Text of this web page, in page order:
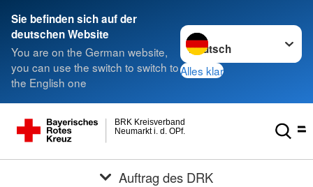
Sie befinden sich auf der
deutschen Website
You are on the German website,
you can use the switch to switch to
the English one
Sprache wechseln zu
Alles klar
Neumarkt i. d. OPf.
BRK Kreisverband
Auftrag des DRK